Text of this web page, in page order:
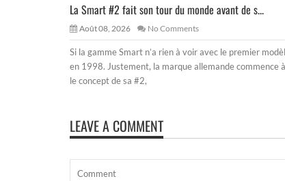
La Smart #2 fait son tour du monde avant de s...
Août 08, 2026 No Comments
Si la gamme Smart n’a rien à voir avec le premier
en 1998. Justement, la marque allemande commence
le concept de sa #2,
LEAVE A COMMENT